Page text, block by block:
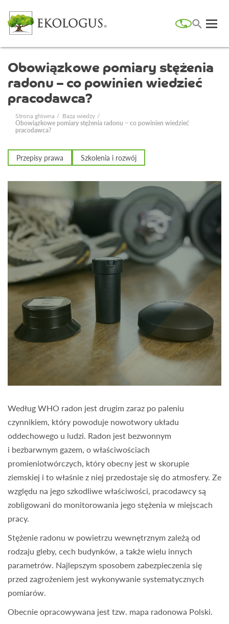
Obowiązkowe pomiary stężenia
radonu – co powinien wiedzieć
pracodawca?
Strona główna
Baza wiedzy
Obowiązkowe pomiary stężenia radonu – co powinien wiedzieć
pracodawca?
Przepisy prawa Szkolenia i rozwój
Według WHO radon jest drugim zaraz po paleniu
czynnikiem, który powoduje nowotwory układu
oddechowego u ludzi. Radon jest bezwonnym
i bezbarwnym gazem, o właściwościach
promieniotwórczych, który obecny jest w skorupie
ziemskiej i to właśnie z niej przedostaje się do atmosfery. Ze
względu na jego szkodliwe właściwości, pracodawcy są
zobligowani do monitorowania jego stężenia w miejscach
pracy.
Stężenie radonu w powietrzu wewnętrznym zależą od
rodzaju gleby, cech budynków, a także wielu innych
parametrów. Najlepszym sposobem zabezpieczenia się
przed zagrożeniem jest wykonywanie systematycznych
pomiarów.
Obecnie opracowywana jest tzw. mapa radonowa Polski.